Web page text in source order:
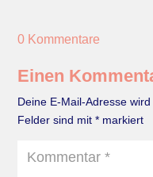
0 Kommentare
Einen
Deine E-Mail-Adresse
Felder sind mit* markiert